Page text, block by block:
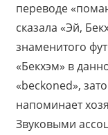
переводе
сказала «Эй,
знаменитого
«Бекхэм» в
«beckoned»,
напоминает
Звуковыми